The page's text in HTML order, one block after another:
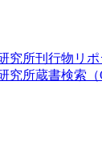
究所刊行物リポ
究所蔵書検索（